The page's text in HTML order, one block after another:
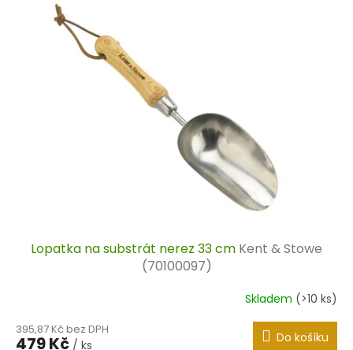
Lopatka na substrát nerez 33 cm Kent & Stowe
(70100097)
Skladem (>10 ks)
395,87 Kč bez DPH
479 Kč / ks Do košíku